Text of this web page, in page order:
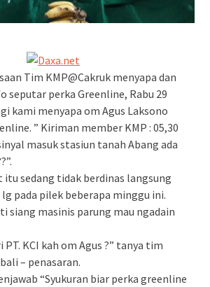
Tim KMP@Cakruk menyapa dan
seputar perka Greenline, Rabu 29
kami menyapa om Agus Laksono
” Kiriman member KMP : 05,30
masuk stasiun tanah Abang ada
itu sedang tidak berdinas langsung
pada pilek beberapa minggu ini.
siang masinis parung mau ngadain
KCI kah om Agus ?” tanya tim
– penasaran.
“Syukuran biar perka greenline